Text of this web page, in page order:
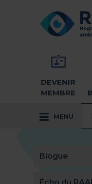
RETOUR À
DEVENIR
MEMBRE
MENU
Blogue